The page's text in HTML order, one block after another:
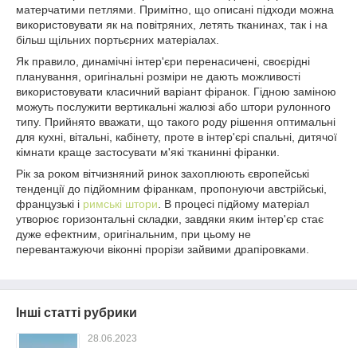
матерчатими петлями. Примітно, що описані підходи можна
використовувати як на повітряних, летять тканинах, так і на
більш щільних портьєрних матеріалах.
Як правило, динамічні інтер'єри перенасичені, своєрідні
планування, оригінальні розміри не дають можливості
використовувати класичний варіант фіранок. Гідною заміною
можуть послужити вертикальні жалюзі або штори рулонного
типу. Прийнято вважати, що такого роду рішення оптимальні
для кухні, вітальні, кабінету, проте в інтер'єрі спальні, дитячої
кімнати краще застосувати м'які тканинні фіранки.
Рік за роком вітчизняний ринок захоплюють європейські
тенденції до підйомним фіранкам, пропонуючи австрійські,
французькі і римські штори . В процесі підйому матеріал
утворює горизонтальні складки, завдяки яким інтер'єр стає
дуже ефектним, оригінальним, при цьому не
перевантажуючи віконні прорізи зайвими драпіровками.
Інші статті рубрики
28.06.2023